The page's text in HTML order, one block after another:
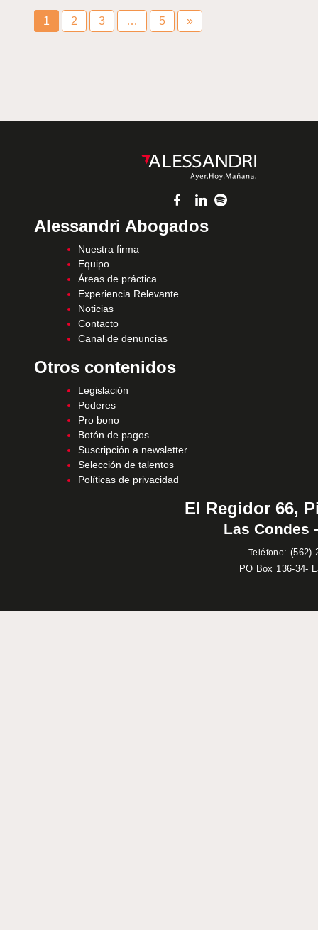
1 2 3 … 5 »
Alessandri Abogados
Nuestra firma
Equipo
Áreas de práctica
Experiencia Relevante
Noticias
Contacto
Canal de denuncias
Otros contenidos
Legislación
Poderes
Pro bono
Botón de pagos
Suscripción a newsletter
Selección de talentos
Políticas de privacidad
El Regidor 66,
Las Condes
Teléfono: (562)
PO Box 136-34-